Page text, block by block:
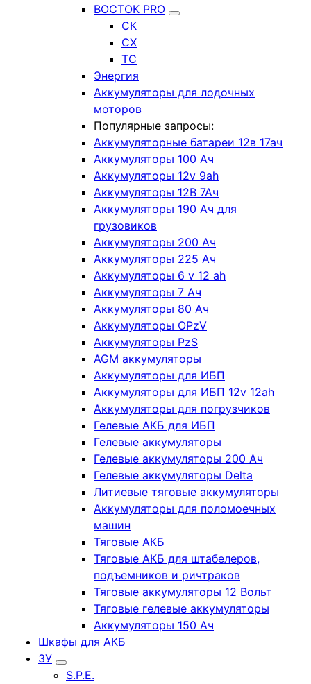
ВОСТОК PRO
СК
СХ
ТС
Энергия
Аккумуляторы для лодочных
моторов
Популярные запросы:
Аккумуляторные батареи 12в 17ач
Аккумуляторы 100 Ач
Аккумуляторы 12v 9ah
Аккумуляторы 12В 7Ач
Аккумуляторы 190 Ач для
грузовиков
Аккумуляторы 200 Ач
Аккумуляторы 225 Ач
Аккумуляторы 6 v 12 ah
Аккумуляторы 7 Ач
Аккумуляторы 80 Ач
Аккумуляторы OPzV
Аккумуляторы PzS
AGM аккумуляторы
Аккумуляторы для ИБП
Аккумуляторы для ИБП 12v 12ah
Аккумуляторы для погрузчиков
Гелевые АКБ для ИБП
Гелевые аккумуляторы
Гелевые аккумуляторы 200 Ач
Гелевые аккумуляторы Delta
Литиевые тяговые аккумуляторы
Аккумуляторы для поломоечных
машин
Тяговые АКБ
Тяговые АКБ для штабелеров,
подъемников и ричтраков
Тяговые аккумуляторы 12 Вольт
Тяговые гелевые аккумуляторы
Аккумуляторы 150 Ач
Шкафы для АКБ
ЗУ
S.P.E.